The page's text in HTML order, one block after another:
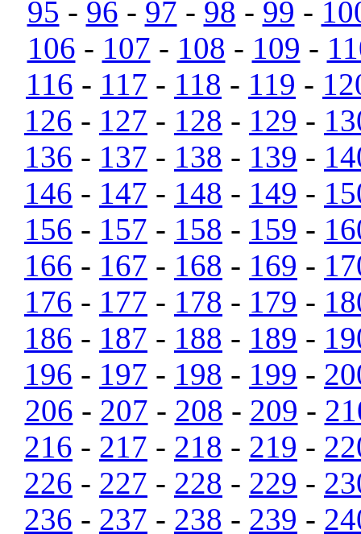
95 - 96 - 97 - 98 - 99 -
106 - 107 - 108 - 109 -
116 - 117 - 118 - 119 -
126 - 127 - 128 - 129 -
136 - 137 - 138 - 139 -
146 - 147 - 148 - 149 -
156 - 157 - 158 - 159 -
166 - 167 - 168 - 169 -
176 - 177 - 178 - 179 -
186 - 187 - 188 - 189 -
196 - 197 - 198 - 199 -
206 - 207 - 208 - 209 -
216 - 217 - 218 - 219 -
226 - 227 - 228 - 229 -
236 - 237 - 238 - 239 -